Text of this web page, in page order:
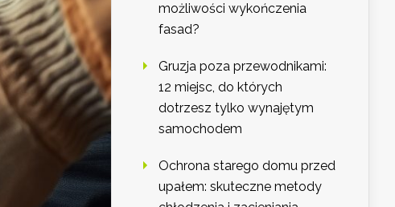
możliwości wykończenia
fasad?
Gruzja poza przewodnikami:
12 miejsc, do których
dotrzesz tylko wynajętym
samochodem
Ochrona starego domu przed
upałem: skuteczne metody